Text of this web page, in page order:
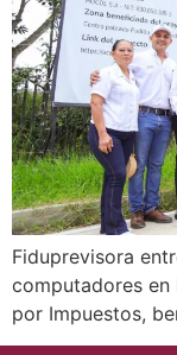
Fiduprevisora
computadores en
por Impuestos,